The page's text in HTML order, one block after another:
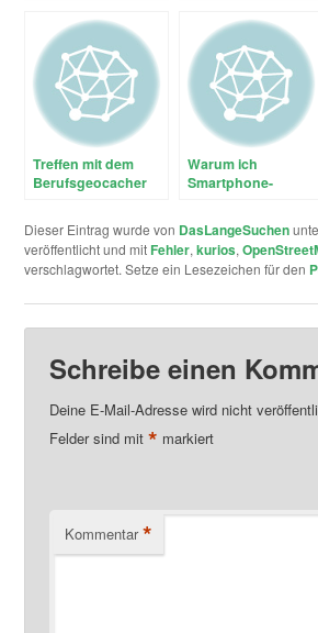
Traffic-Layer auf
Google Maps
Treffen mit dem
Berufsgeocacher
Warum ich
Smartphone-
Dieser Eintrag wurde von DasLangeSuchen
veröffentlicht und mitFehler,kurios,
verschlagwortet. Setze ein Lesezeichen für den
Schreibe einen
Deine E-Mail-Adresse wird nicht
Felder sind mit * markiert
Kommentar *